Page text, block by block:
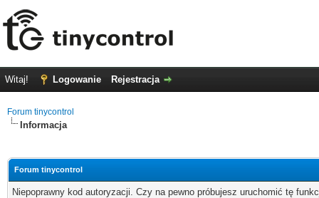
Witaj! Logowanie Rejestracja
Forum tinycontrol
Informacja
Forum tinycontrol
Niepoprawny kod autoryzacji. Czy na pewno próbujesz uruchomić tę